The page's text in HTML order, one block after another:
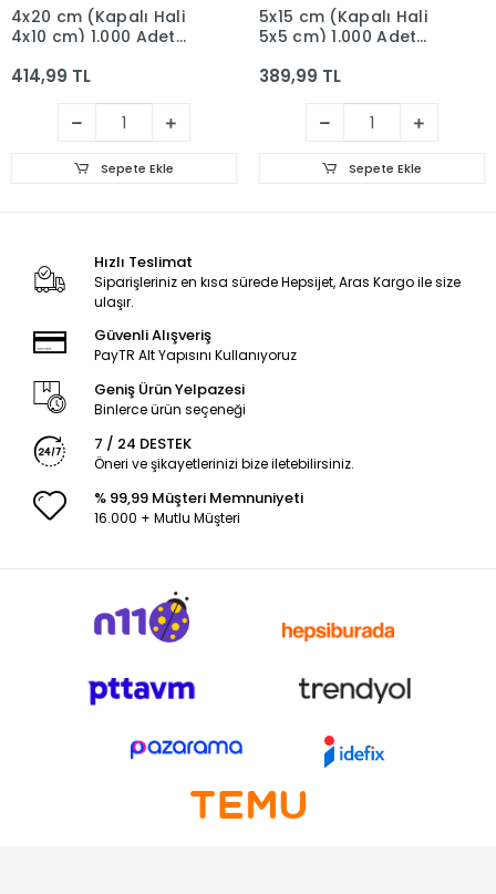
4x20 cm (Kapalı Hali
4x10 cm) 1.000 Adet
Şapkalı Poşet
414,99 TL
Sepete Ekle
5x15 cm (Kapalı Hali
5x5 cm) 1.000 Adet
Şapkalı Poşet
389,99 TL
Sepete Ekle
Hızlı Teslimat
Siparişleriniz en kısa sürede Hepsijet, Aras Kargo ile size
ulaşır.
Güvenli Alışveriş
PayTR Alt Yapısını Kullanıyoruz
Geniş Ürün Yelpazesi
Binlerce ürün seçeneği
7 / 24 DESTEK
Öneri ve şikayetlerinizi bize iletebilirsiniz.
% 99,99 Müşteri Memnuniyeti
16.000 + Mutlu Müşteri